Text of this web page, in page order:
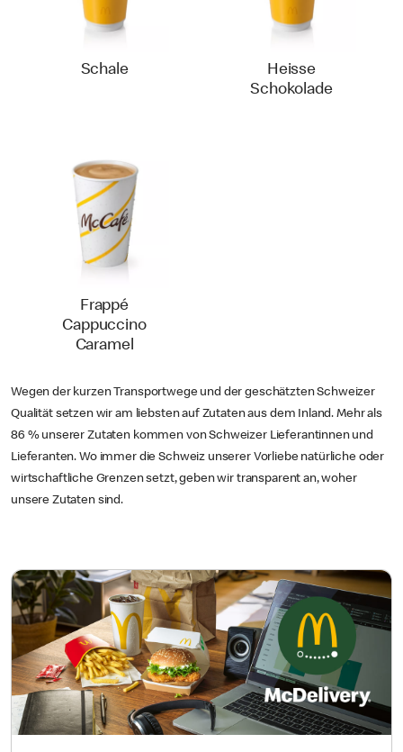
Schale
Heisse
Schokolade
Frappé
Cappuccino
Caramel
Wegen der kurzen Transportwege und der geschätzten Schweizer
Qualität setzen wir am liebsten auf Zutaten aus dem Inland. Mehr als
86 % unserer Zutaten kommen von Schweizer Lieferantinnen und
Lieferanten. Wo immer die Schweiz unserer Vorliebe natürliche oder
wirtschaftliche Grenzen setzt, geben wir transparent an, woher
unsere Zutaten sind.